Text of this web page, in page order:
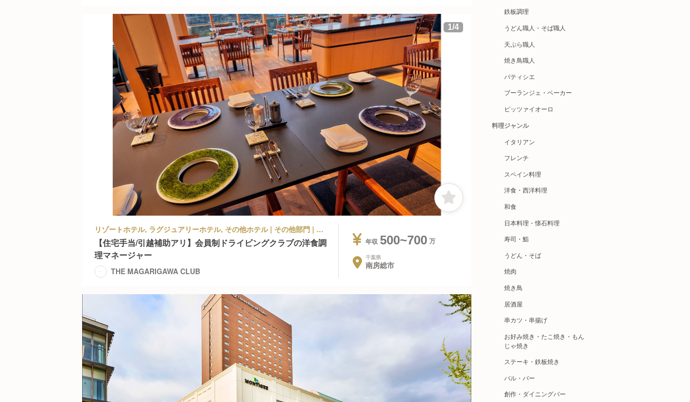
1/4
リゾートホテル, ラグジュアリーホテル, その他ホテル | その他部門 | フレンチ, 和食 | その他(仕事内容) | THE MAGARIGAWA CLUB
【住宅手当/引越補助アリ】会員制ドライビングクラブの洋食調
理マネージャー
THE MAGARIGAWA CLUB
年収 500~700
千葉県
南房総市
鉄板調理
うどん職人・そば職人
天ぷら職人
焼き鳥職人
パティシエ
ブーランジェ・ベーカー
ピッツァイオーロ
料理ジャンル
イタリアン
フレンチ
スペイン料理
洋食・西洋料理
和食
日本料理・懐石料理
寿司・鮨
うどん・そば
焼肉
焼き鳥
居酒屋
串カツ・串揚げ
お好み焼き・たこ焼き・もん
じゃ焼き
ステーキ・鉄板焼き
バル・バー
創作・ダイニングバー